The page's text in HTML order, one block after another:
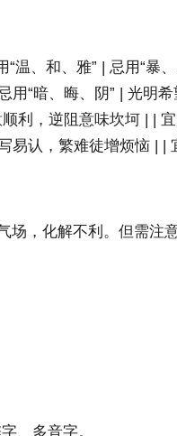
和、雅” | 忌用“暴、
“暗、晦、阴” | 光明
利，逆阻意味坎坷 | |
易认，繁难徒增烦恼
场，化解不利。但需注意
、多音字。